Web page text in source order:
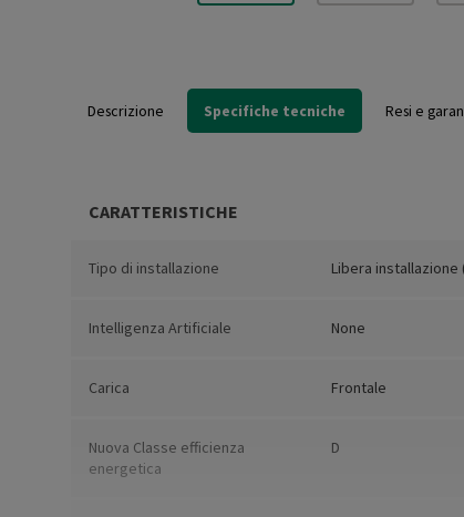
Descrizione Specifiche tecniche Resi e
CARATTERISTICHE
Tipo di installazione Libera installazione
Intelligenza Artificiale None
Carica Frontale
Nuova Classe efficienza
energetica
D